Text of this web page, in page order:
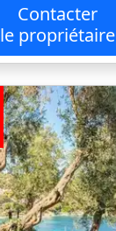
Contacter
le propriétaire